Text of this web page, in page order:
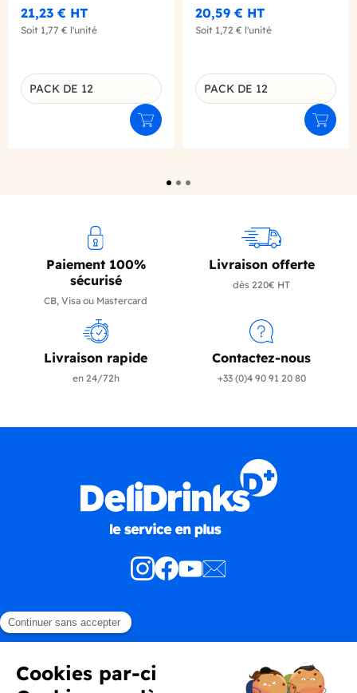
21,23 € HT
Soit 1,77 € l'unité
Déclinaison du produit
PACK DE 12
Ajouter au panier
20,59 € HT
Soit 1,72 € l'unité
Déclinaison du produit
PACK DE 12
Paiement 100%
sécurisé
CB, Visa ou Mastercard
Livraison offerte
dès 220€ HT
Livraison rapide
en 24/72h
Contactez-nous
+33 (0)4 90 91 20 80